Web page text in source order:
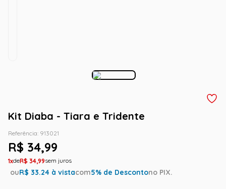
Kit Diaba - Tiara e Tridente
Referência: 913021
R$ 34,99
1 R$ 34,99
ouR$ 33.24 à vistacom5% de Descontono PIX.